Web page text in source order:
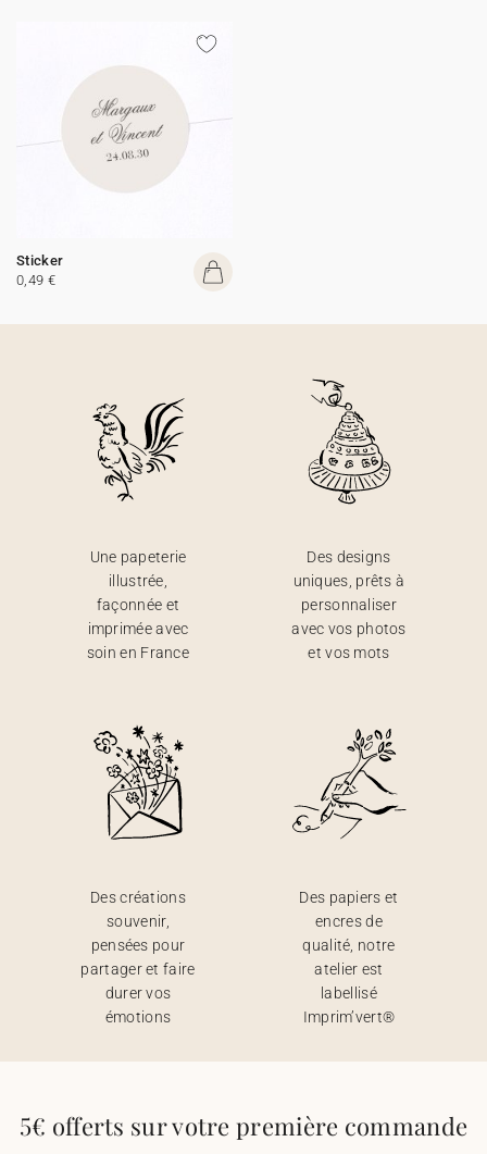
Sticker
0,49 €
Une papeterie
illustrée,
façonnée et
imprimée avec
soin en France
Des designs
uniques, prêts à
personnaliser
avec vos photos
et vos mots
Des créations
souvenir,
pensées pour
partager et faire
durer vos
émotions
Des papiers et
encres de
qualité, notre
atelier est
labellisé
Imprim’vert®
5€ offerts sur votre première commande